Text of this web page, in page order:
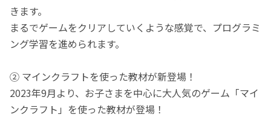
きます。
まるでゲームをクリアしていくような感覚で、プログラミ
ング学習を進められます。
② マインクラフトを使った教材が新登場！
2023年9月より、お子さまを中心に大人気のゲーム「マイ
ンクラフト」を使った教材が登場！